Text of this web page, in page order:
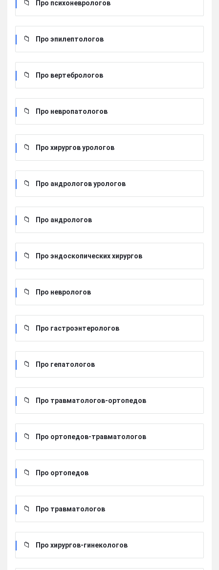
Про психоневрологов
Про эпилептологов
Про вертебрологов
Про невропатологов
Про хирургов урологов
Про андрологов урологов
Про андрологов
Про эндоскопических хирургов
Про неврологов
Про гастроэнтерологов
Про гепатологов
Про травматологов-ортопедов
Про ортопедов-травматологов
Про ортопедов
Про травматологов
Про хирургов-гинекологов